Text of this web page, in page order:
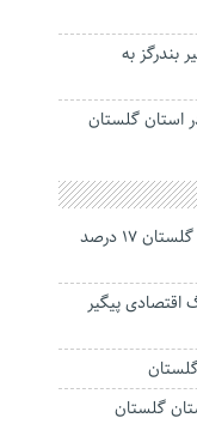
بندرگز به
جانباختگان تصادفات درون‌شهری گلستان ۱۷ درصد
با ۱۱ هلدینگ اقتصادی پیگیر
گلستان